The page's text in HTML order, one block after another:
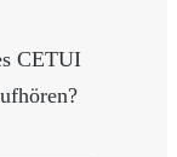
CETUI